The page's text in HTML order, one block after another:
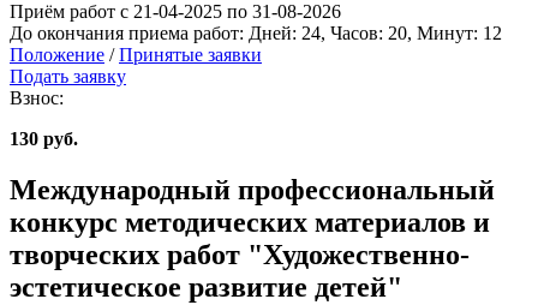
Приём работ с 21-04-2025 по 31-08-2026
До окончания приема работ: Дней: 24, Часов: 20, Минут: 12
Положение / Принятые заявки
Подать заявку
Взнос:
130 руб.
Международный профессиональный
конкурс методических материалов и
творческих работ "Художественно-
эстетическое развитие детей"